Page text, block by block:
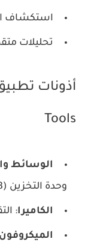
استكشاف
تحليلات
Tools
الوسائط
وحدة التخزين (USB) للوصول إلى الصور والفيديوهات.
الكاميرا:
الميكروفون